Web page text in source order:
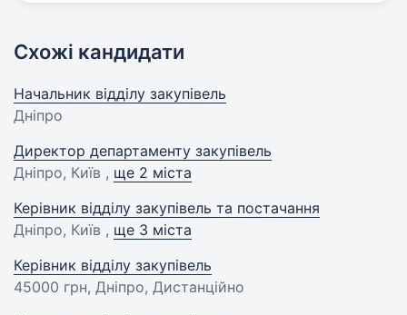
Схожі кандидати
Начальник відділу закупівель
Дніпро
Директор департаменту закупівель
Дніпро, Київ , ще 2 міста
Керівник відділу закупівель та постачання
Дніпро, Київ , ще 3 міста
Керівник відділу закупівель
45000 грн, Дніпро, Дистанційно